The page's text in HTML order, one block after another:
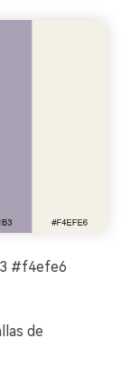
#f4efe6
de